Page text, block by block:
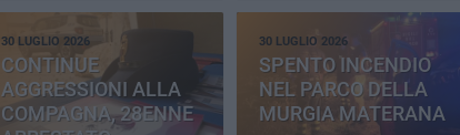
30 LUGLIO 2026
CONTINUE
AGGRESSIONI ALLA
COMPAGNA, 28ENNE
30 LUGLIO 2026
SPENTO INCENDIO
NEL PARCO DELLA
MURGIA MATERANA